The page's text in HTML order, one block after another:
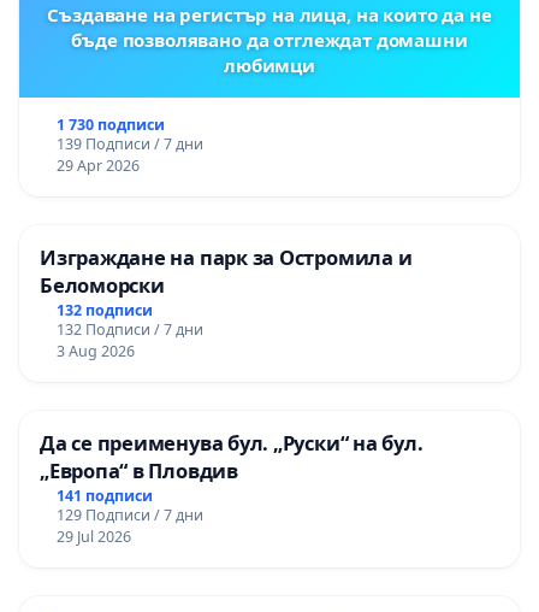
Създаване на регистър на лица, на които да не
бъде позволявано да отглеждат домашни
любимци
1 730 подписи
139 Подписи / 7 дни
29 Apr 2026
Изграждане на парк за Остромила и
Беломорски
132 подписи
132 Подписи / 7 дни
3 Aug 2026
Да се преименува бул. „Руски“ на бул.
„Европа“ в Пловдив
141 подписи
129 Подписи / 7 дни
29 Jul 2026